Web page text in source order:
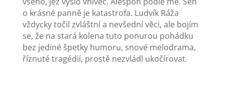
o krásné panně je katastrofa. Ludvík Ráža
vždycky točil zvláštní a nevšední věci, ale bojím
se, že na stará kolena tuto ponurou pohádku
bez jediné špetky humoru, snové melodrama,
říznuté tragédií, prostě nezvládl ukočírovat.